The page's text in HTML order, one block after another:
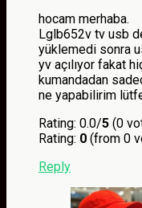
hocam merhaba.
Lglb652v tv usb
yüklemedi sonra
yv açılıyor fakat
kumandadan
ne yapabilirim
Rating: 0.0/5 (0
Rating: 0 (from 0
Reply